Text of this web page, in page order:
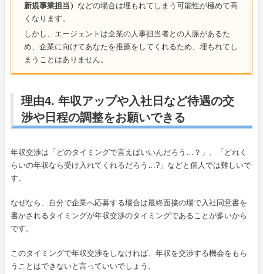
新規事業担当） などの場合は埋もれてしまう可能性が極めて高
くなります。
しかし、エージェントは企業の人事担当者との人脈があるた
め、企業に向けてあなたを推薦をしてくれるため、埋もれてし
まうことはありません。
理由4. 年収アップや入社日など待遇の交
渉や日程の調整をお願いできる
年収交渉は「どのタイミングで言えばいいんだろう…？」、「どれく
らいの年収なら受け入れてくれるだろう…?」などと個人では難しいで
す。
なぜなら、自分で企業へ応募する場合は最終面接の場で入社同意書を
書かされるタイミングが年収交渉のタイミングであることが多いから
です。
このタイミングで年収交渉をしなければ、年収を交渉する機会をもら
うことはできないと言っていいでしょう。